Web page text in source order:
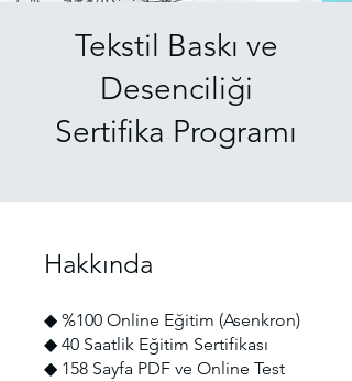
Tekstil Baskı ve
Desenciliği
Sertifika Programı
Hakkında
◆ %100 Online Eğitim (Asenkron)
◆ 40 Saatlik Eğitim Sertifikası
◆ 158 Sayfa PDF ve Online Test